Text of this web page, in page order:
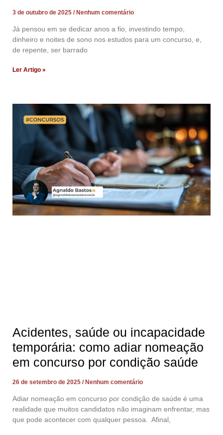
3 de outubro de 2025 Nenhum comentário
Já pensou em se dedicar anos a fio, investindo tempo,
dinheiro e noites de sono nos estudos para um concurso, e,
de repente, ser barrado
Ler Artigo »
Acidentes, saúde ou incapacidade
temporária: como adiar nomeação
em concurso por condição saúde
26 de setembro de 2025 Nenhum comentário
Adiar nomeação em concurso por condição de saúde é uma
realidade que muitos candidatos não imaginam enfrentar, mas
que pode acontecer com qualquer pessoa. Afinal,